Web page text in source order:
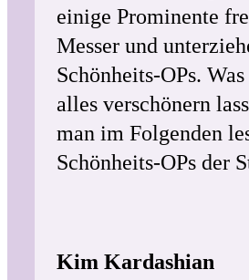
einige Prominente
Messer und
Schönheits-OPs.
alles verschönern
man im Folgenden
Schönheits-OPs der
Kim Kardashian